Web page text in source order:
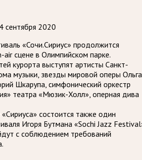
4 сентября 2020
«Сочи.Сириус» продолжится
air сцене в Олимпийском парке.
курорта выступят артисты Санкт-
музыки, звезды мировой оперы Ольга
Шкарупа, симфонический оркестр
театра «Мюзик-Холл», оперная дива
состоится также один
Игоря Бутмана «Sochi Jazz
с соблюдением требований